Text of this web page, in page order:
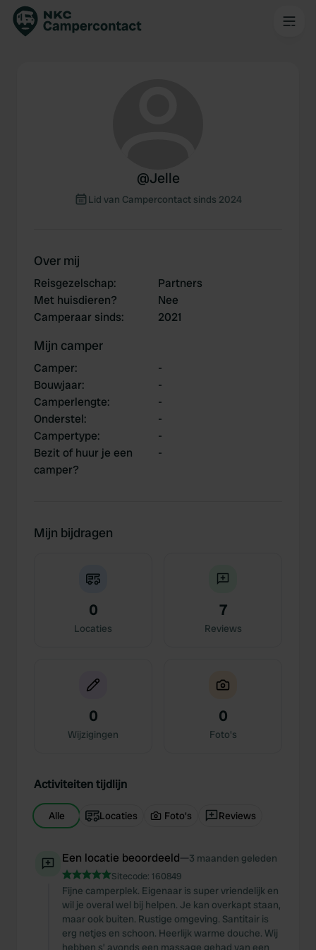
@Jelle
Lid van Campercontact sinds 2024
Over mij
Reisgezelschap:
Partners
Met huisdieren?
Nee
Camperaar sinds: 2021
Mijn camper
Camper:
-
Bouwjaar:
-
Camperlengte:
-
Onderstel:
-
Campertype:
-
Bezit of huur je een
camper?
-
Mijn bijdragen
0
Locaties
7
Reviews
0
Wijzigingen
0
Foto's
Activiteiten tijdlijn
Alle Locaties Foto's Reviews
Een locatie beoordeeld—3 maanden geleden
Sitecode: 160849
Fijne camperplek. Eigenaar is super vriendelijk en
wil je overal wel bij helpen. Je kan overkapt staan,
maar ook buiten. Rustige omgeving. Santitair is
erg netjes en schoon. Heerlijk warme douche. Wij
hebben s’ avonds een massage gehad van een